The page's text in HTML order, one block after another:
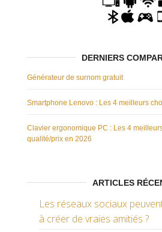
DERNIERS
Générateur de surnom gratuit
Smartphone Lenovo : Les 4 meilleurs
Clavier ergonomique PC : Les 4
qualité/prix en 2026
ARTICLES
Les réseaux sociaux
à créer de vraies amitiés ?